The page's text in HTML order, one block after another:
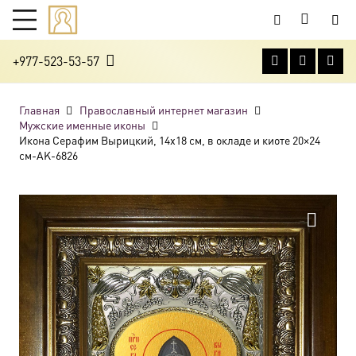
+977-523-53-57
Главная
Православный интернет магазин
Мужские именные иконы
Икона Серафим Вырицкий, 14х18 см, в окладе и киоте 20×24
см-AK-6826